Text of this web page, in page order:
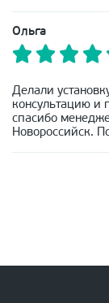
Ольга
Делали
консультацию и
спасибо
Новороссийск.